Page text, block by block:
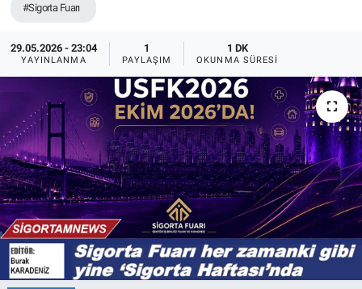
#Sigorta Fuarı
29.05.2026 - 23:04
YAYINLANMA
1
PAYLAŞIM
1 DK
OKUNMA SÜRESI